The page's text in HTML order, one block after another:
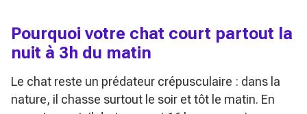
Pourquoi votre chat court partout la
nuit à 3h du matin
Le chat reste un prédateur crépusculaire : dans la
nature, il chasse surtout le soir et tôt le matin. En